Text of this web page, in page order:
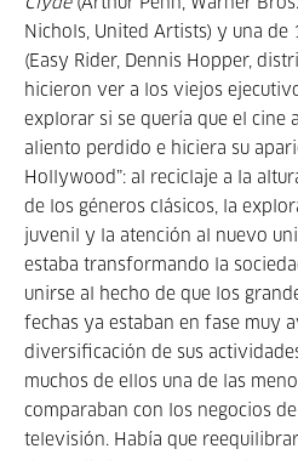
Clyde(Arthur Penn, Warner
Nichols, United Artists) y una de
(Easy Rider, Dennis Hopper,
hicieron ver a los viejos
explorar si se quería que el cine
aliento perdido e hiciera su
Hollywood”: al reciclaje a la
de los géneros clásicos, la
juvenil y la atención al nuevo
estaba transformando la
unirse al hecho de que los
fechas ya estaban en fase muy
diversificación de sus
muchos de ellos una de las
comparaban con los negocios
televisión. Había que